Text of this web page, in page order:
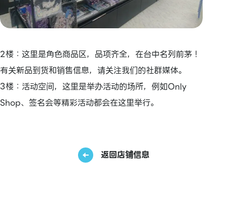
2楼：这里是角色商品区，品项齐全，在台中名列前茅！
有关新品到货和销售信息，请关注我们的社群媒体。
3楼：活动空间，这里是举办活动的场所，例如Only
Shop、签名会等精彩活动都会在这里举行。
返回店铺信息